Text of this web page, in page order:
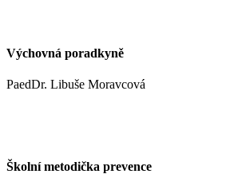
Výchovná poradkyně
PaedDr. Libuše Moravcová
Školní metodička prevence